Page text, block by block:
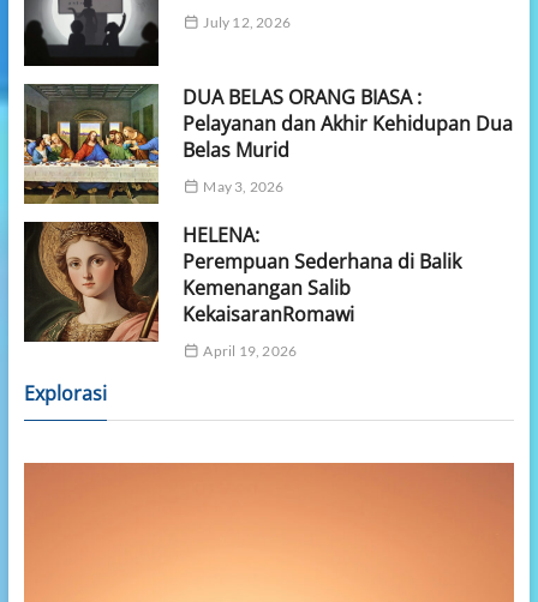
July 12, 2026
DUA BELAS ORANG BIASA :
Pelayanan dan Akhir Kehidupan Dua
Belas Murid
May 3, 2026
HELENA:
Perempuan Sederhana di Balik
Kemenangan Salib
KekaisaranRomawi
April 19, 2026
Explorasi